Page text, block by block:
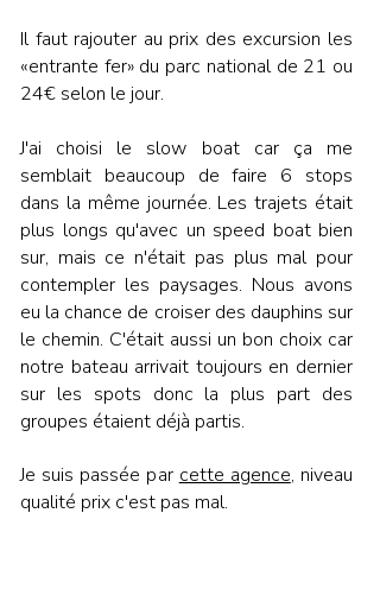
Il faut rajouter au prix des excursion les
«entrante fer» du parc national de 21 ou
24€ selon le jour.
J'ai choisi le slow boat car ça me
semblait beaucoup de faire 6 stops
dans la même journée. Les trajets était
plus longs qu'avec un speed boat bien
sur, mais ce n'était pas plus mal pour
contempler les paysages. Nous avons
eu la chance de croiser des dauphins sur
le chemin. C'était aussi un bon choix car
notre bateau arrivait toujours en dernier
sur les spots donc la plus part des
groupes étaient déjà partis.
Je suis passée par cette agence, niveau
qualité prix c'est pas mal.